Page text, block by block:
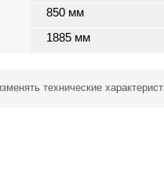
850 мм
1885 мм
технические